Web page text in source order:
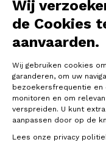
Wij
de Cookies
aanvaarden.
Wij gebruiken cookies
garanderen, om uw
bezoekersfrequentie
monitoren en om
verspreiden. U kunt
aanpassen door op de
Lees onze privacy
©